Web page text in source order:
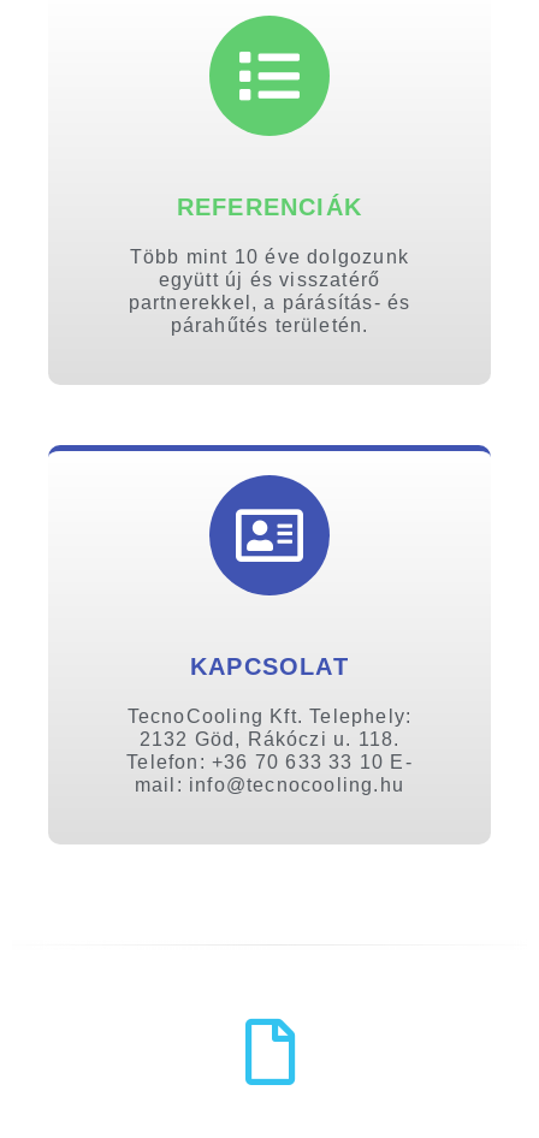
REFERENCIÁK
Több mint 10 éve dolgozunk
együtt új és visszatérő
partnerekkel, a párásítás- és
párahűtés területén.
KAPCSOLAT
TecnoCooling Kft. Telephely:
2132 Göd, Rákóczi u. 118.
Telefon: +36 70 633 33 10 E-
mail: info@tecnocooling.hu